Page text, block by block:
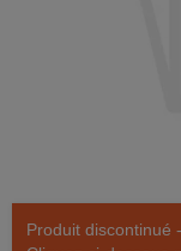
Produit discontinué